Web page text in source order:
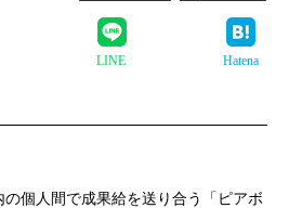
LINE Hatena
個人間で成果給を送り合う「ピアボ